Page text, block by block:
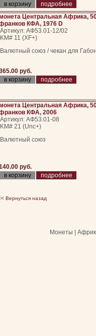
подробнее
Центральная Африка,
КФА, 1976 D
Артикул: АФ53.01-12/02
KM# 11 (XF+)
Валютный союз / чекан для
руб.
подробнее
Центральная Африка,
КФА, 2006
Артикул: АФ53.01-08
KM# 21 (Unc+)
Валютный союз
руб.
подробнее
Вернуться назад
Монеты |